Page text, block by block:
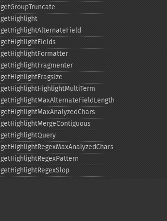
getGroupTruncate
getHighlight
getHighlightAlternateField
getHighlightFields
getHighlightFormatter
getHighlightFragmenter
getHighlightFragsize
getHighlightHighlightMultiTerm
getHighlightMaxAlternateFieldLength
getHighlightMaxAnalyzedChars
getHighlightMergeContiguous
getHighlightQuery
getHighlightRegexMaxAnalyzedChars
getHighlightRegexPattern
getHighlightRegexSlop